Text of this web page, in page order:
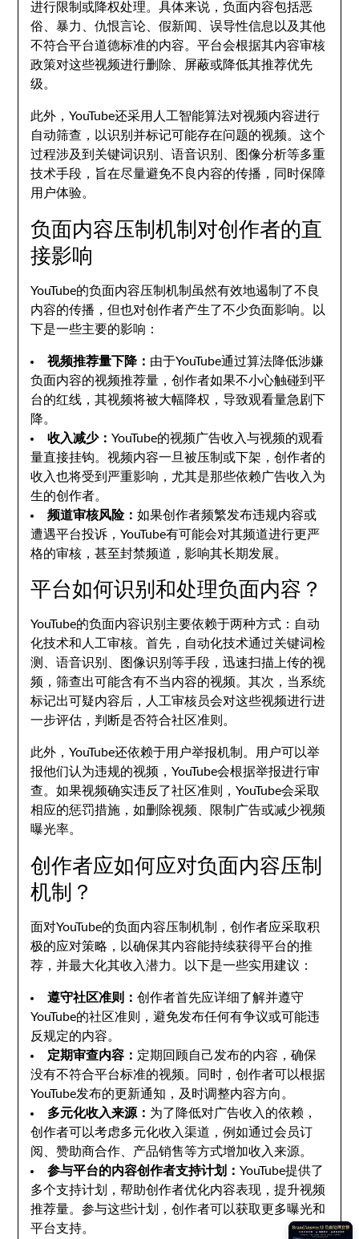
进行限制或降权处理。具体来说，负面内容包括恶
俗、暴力、仇恨言论、假新闻、误导性信息以及其他
不符合平台道德标准的内容。平台会根据其内容审核
政策对这些视频进行删除、屏蔽或降低其推荐优先
级。
此外，YouTube还采用人工智能算法对视频内容进行
自动筛查，以识别并标记可能存在问题的视频。这个
过程涉及到关键词识别、语音识别、图像分析等多重
技术手段，旨在尽量避免不良内容的传播，同时保障
用户体验。
负面内容压制机制对创作者的直
接影响
YouTube的负面内容压制机制虽然有效地遏制了不良
内容的传播，但也对创作者产生了不少负面影响。以
下是一些主要的影响：
视频推荐量下降： 由于YouTube通过算法降低涉嫌
负面内容的视频推荐量，创作者如果不小心触碰到平
台的红线，其视频将被大幅降权，导致观看量急剧下
降。
收入减少：YouTube的视频广告收入与视频的观看
量直接挂钩。视频内容一旦被压制或下架，创作者的
收入也将受到严重影响，尤其是那些依赖广告收入为
生的创作者。
频道审核风险：如果创作者频繁发布违规内容或
遭遇平台投诉，YouTube有可能会对其频道进行更严
格的审核，甚至封禁频道，影响其长期发展。
平台如何识别和处理负面内容？
YouTube的负面内容识别主要依赖于两种方式：自动
化技术和人工审核。首先，自动化技术通过关键词检
测、语音识别、图像识别等手段，迅速扫描上传的视
频，筛查出可能含有不当内容的视频。其次，当系统
标记出可疑内容后，人工审核员会对这些视频进行进
一步评估，判断是否符合社区准则。
此外，YouTube还依赖于用户举报机制。用户可以举
报他们认为违规的视频，YouTube会根据举报进行审
查。如果视频确实违反了社区准则，YouTube会采取
相应的惩罚措施，如删除视频、限制广告或减少视频
曝光率。
创作者应如何应对负面内容压制
机制？
面对YouTube的负面内容压制机制，创作者应采取积
极的应对策略，以确保其内容能持续获得平台的推
荐，并最大化其收入潜力。以下是一些实用建议：
遵守社区准则：创作者首先应详细了解并遵守
YouTube的社区准则，避免发布任何有争议或可能违
反规定的内容。
定期审查内容： 定期回顾自己发布的内容，确保
没有不符合平台标准的视频。同时，创作者可以根据
YouTube发布的更新通知，及时调整内容方向。
多元化收入来源： 为了降低对广告收入的依赖，
创作者可以考虑多元化收入渠道，例如通过会员订
阅、赞助商合作、产品销售等方式增加收入来源。
参与平台的内容创作者支持计划：YouTube提供了
多个支持计划，帮助创作者优化内容表现，提升视频
推荐量。参与这些计划，创作者可以获取更多曝光和
平台支持。